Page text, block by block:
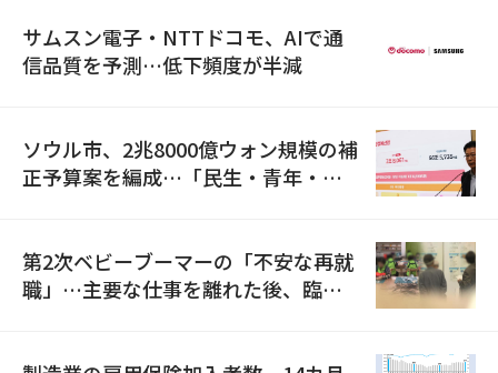
サムスン電子・NTTドコモ、AIで通
信品質を予測…低下頻度が半減
ソウル市、2兆8000億ウォン規模の補
正予算案を編成…「民生・青年・安
第2次ベビーブーマーの「不安な再就
職」…主要な仕事を離れた後、臨時